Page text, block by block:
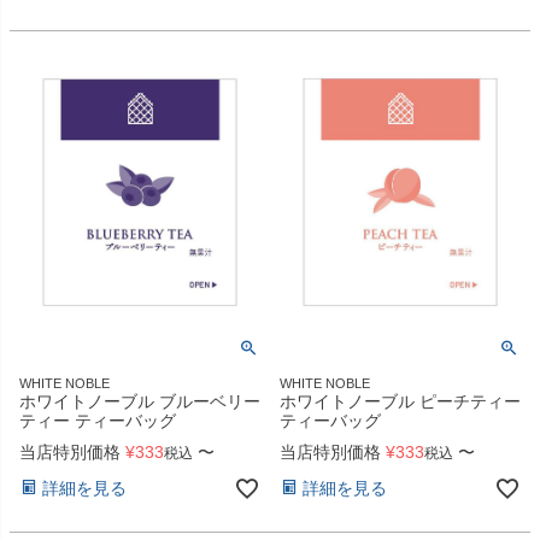
WHITE NOBLE
ホワイトノーブル ブルーベリー
ティー ティーバッグ
当店特別価格 ¥333税込 〜
詳細を見る
WHITE NOBLE
ホワイトノーブル ピーチティー
ティーバッグ
当店特別価格 ¥333税込 〜
詳細を見る